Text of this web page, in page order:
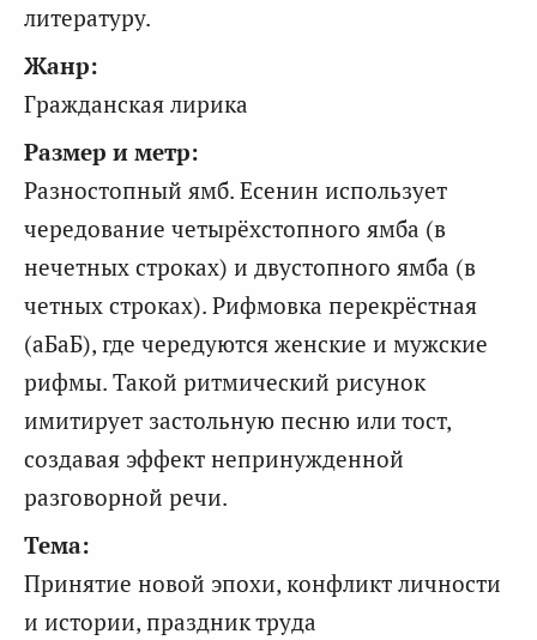
литературу.
Жанр:
Гражданская лирика
Размер и метр:
Разностопный ямб. Есенин использует
чередование четырёхстопного ямба (в
нечетных строках) и двустопного ямба (в
четных строках). Рифмовка перекрёстная
(аБаБ), где чередуются женские и мужские
рифмы. Такой ритмический рисунок
имитирует застольную песню или тост,
создавая эффект непринужденной
разговорной речи.
Тема:
Принятие новой эпохи, конфликт личности
и истории, праздник труда